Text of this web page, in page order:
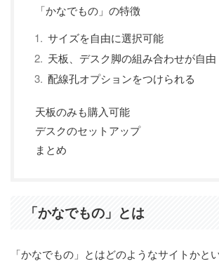
「かなでもの」の特徴
サイズを自由に選択可能
天板、デスク脚の組み合わせが自由
配線孔オプションをつけられる
天板のみも購入可能
デスクのセットアップ
まとめ
「かなでもの」とは
「かなでもの」とはどのようなサイトかと